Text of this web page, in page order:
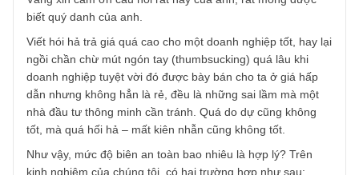
TGN_S.A.F.E Team
07/08/2018 at 4:05 PM
Vâng xin cám ơn câu hỏi rất hay của anh, rất mong được
biết quý danh của anh.